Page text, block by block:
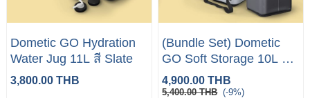
Dometic GO Hydration
Water Jug 11L สี Slate
3,800.00 THB
(Bundle Set) Dometic
GO Soft Storage 10L +
PAC Insulated 10L
4,900.00 THB
5,400.00 THB (-9%)